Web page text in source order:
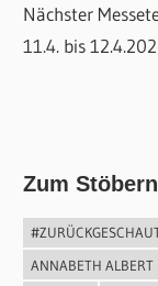
Nächster
11.4. bis
Zum
ANNABETH ALBERT